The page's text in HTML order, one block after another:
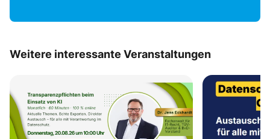
Weitere interessante Veranstaltungen